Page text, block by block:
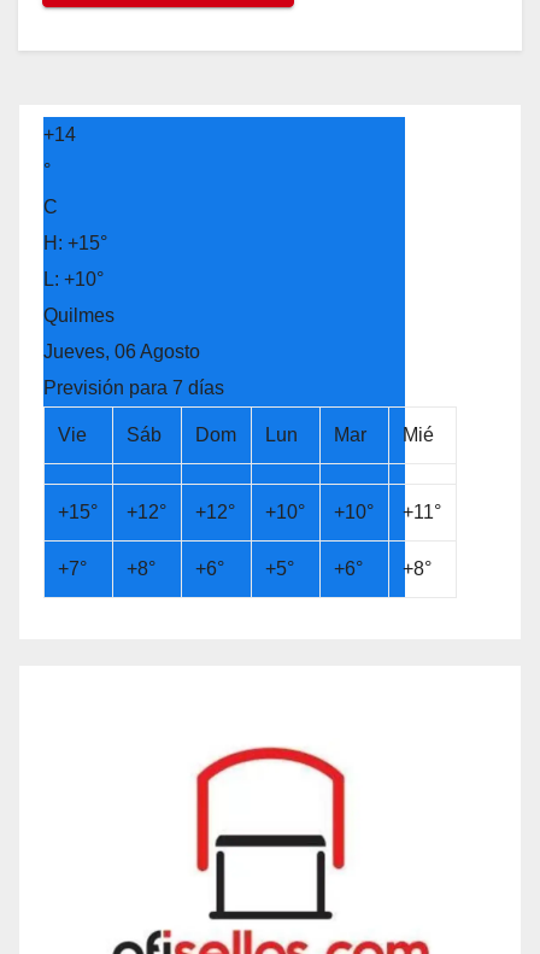
+14
°
C
H: +15°
L: +10°
Quilmes
Jueves, 06 Agosto
Previsión para 7 días
Vie Sáb Dom Lun Mar Mié
+15° +12° +12° +10° +10° +11°
+7° +8° +6° +5° +6° +8°